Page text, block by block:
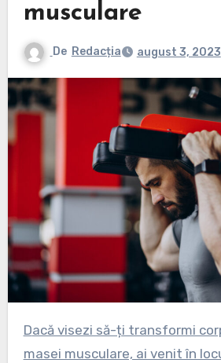
musculare
De Redacția august 3, 2023
Dacă visezi să-ți transformi corpul prin creșterea
masei musculare, ai venit în